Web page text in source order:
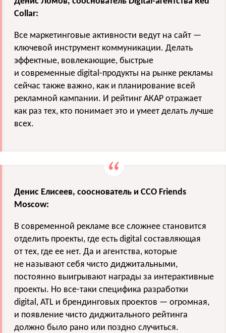
Collar:
Все маркетинговые активности ведут на сайт —
ключевой инструмент коммуникации. Делать
эффектные, вовлекающие, быстрые
и современные digital-продукты на рынке рекламы
сейчас также важно, как и планирование всей
рекламной кампании. И рейтинг АКАР отражает
как раз тех, кто понимает это и умеет делать лучше
всех.
Денис Елисеев, сооснователь и CCO Friends
Moscow:
В современной рекламе все сложнее становится
отделить проекты, где есть digital составляющая
от тех, где ее нет. Да и агентства, которые
не называют себя чисто диджитальными,
постоянно выигрывают награды за интерактивные
проекты. Но все-таки специфика разработки
digital, ATL и брендинговых проектов — огромная,
и появление чисто диджитального рейтинга
должно было рано или поздно случиться.